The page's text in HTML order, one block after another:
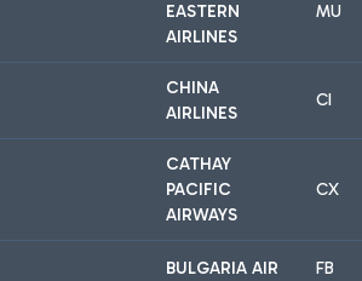
EASTERN
AIRLINES
MU
CHINA
AIRLINES
CI
CATHAY
PACIFIC
AIRWAYS
CX
BULGARIA AIR FB